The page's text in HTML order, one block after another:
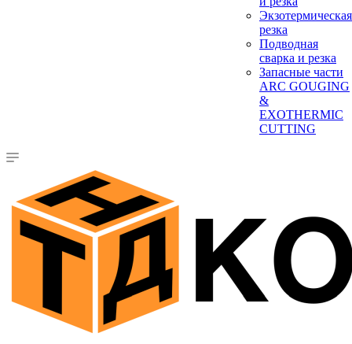
Экзотермическая
резка
Подводная
сварка и резка
Запасные части
ARC GOUGING
&
EXOTHERMIC
CUTTING